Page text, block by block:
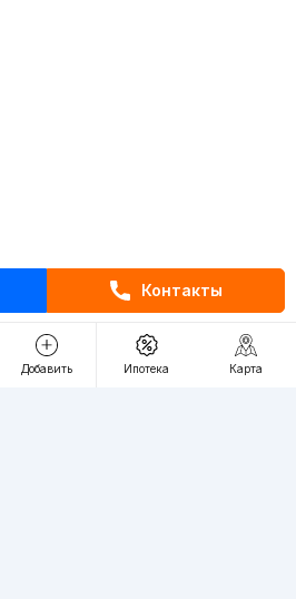
Контакты
Добавить Ипотека Карта